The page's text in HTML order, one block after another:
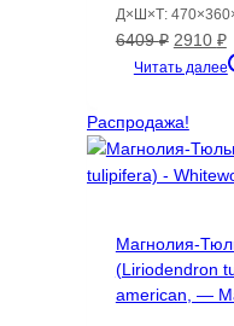
Д×Ш×Т:
6409₽
цена
6409 ₽.
2910 ₽
Читать далее
Распродажа!
Магнолия-
(Liriodendron
american, —